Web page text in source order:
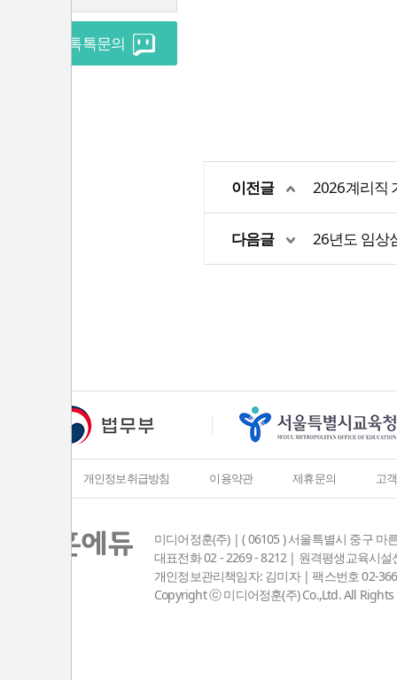
실시간 톡톡문의
이전글 2026계리직
다음글 26년도 임상
개인정보취급방침 이용약관 제휴문의 고
미디어정훈(주) | ( 06105 ) 서울특별시 중구
대표전화 02 - 2269 - 8212 | 원격평생교육시
개인정보관리책임자: 김미자 | 팩스번호 02-
Copyright ⓒ 미디어정훈(주) Co.,Ltd. All Rights